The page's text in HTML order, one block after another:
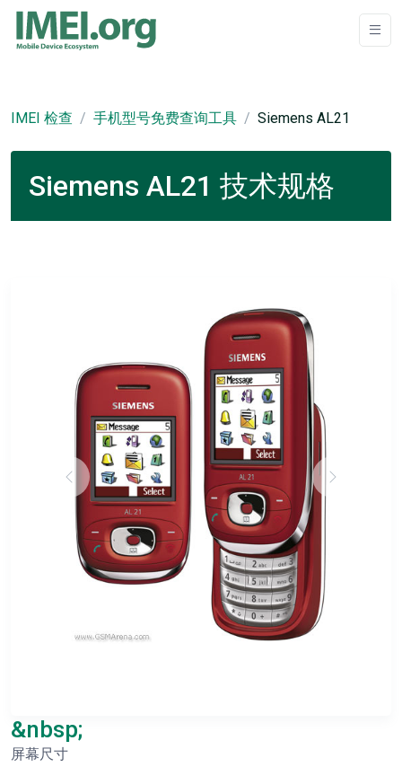
IMEI 检查 手机型号免费查询工具 Siemens AL21
Siemens AL21 技术规格
&nbsp;
屏幕尺寸